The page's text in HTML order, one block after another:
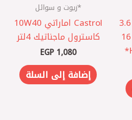
BOSCH الماني توراج 3.6
– Q7 ‎طقم بوجيهات 16
*زيوت و سوائل
Castrol اماراتي 10W40
كاسترول ماجناتيك 4لتر
EGP1,080
إضافة إلى السلة